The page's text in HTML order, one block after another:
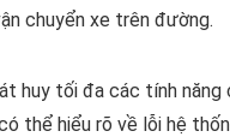
chuyển xe trên đường.
huy tối đa các tính
thể hiểu rõ về lỗi hệ